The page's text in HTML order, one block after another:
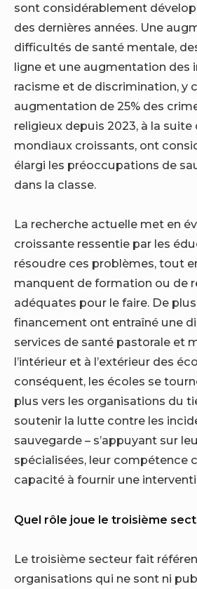
sont considérablement
des dernières années. Une
difficultés de santé mentale,
ligne et une augmentation des
racisme et de discrimination, y
augmentation de 25% des
religieux depuis 2023, à la
mondiaux croissants, ont
élargi les préoccupations de
dans la classe.
La recherche actuelle met en
croissante ressentie par les
résoudre ces problèmes, tout
manquent de formation ou de
adéquates pour le faire. De
financement ont entraîné une
services de santé pastorale et
l’intérieur et à l’extérieur des
conséquent, les écoles se
plus vers les organisations du
soutenir la lutte contre les
sauvegarde – s’appuyant sur
spécialisées, leur compétence
capacité à fournir une
Quel rôle joue le troisième
Le troisième secteur fait
organisations qui ne sont ni